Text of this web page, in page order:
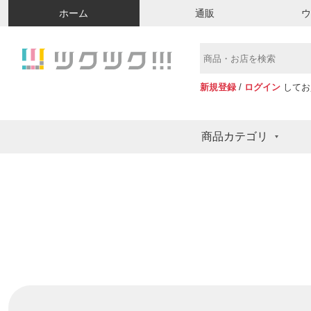
ホーム 通販
新規登録 / ログイン して
商品カテゴリ